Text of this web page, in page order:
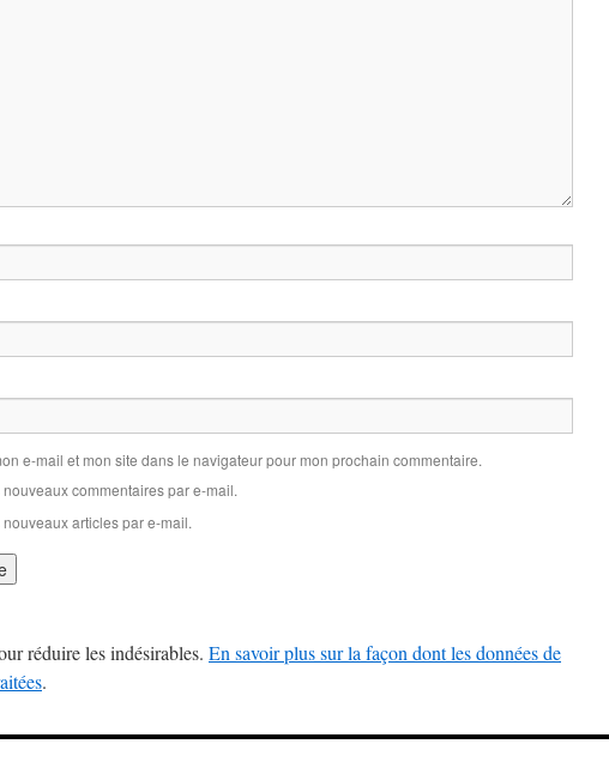
e-mail et mon site dans le navigateur pour mon prochain commentaire.
commentaires par e-mail.
articles par e-mail.
réduire les indésirables. En savoir plus sur la façon dont les données de
.